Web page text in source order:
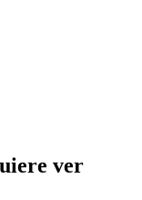
ver